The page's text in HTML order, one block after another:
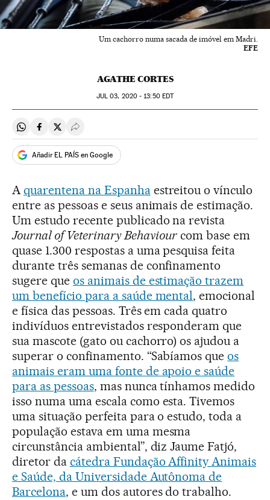
Um cachorro numa sacada de imóvel em Madri.
EFE
AGATHE CORTES
JUL 03, 2020 - 13:50EDT
Compartir en Whatsapp
Compartir en Facebook
Compartir en Twitter
Desplegar Redes Sociales
Añadir EL PAÍS en Google
Aquarentena na Espanhaestreitou o vínculo
entre as pessoas e seus animais de estimação.
Um estudo recente publicado na revista
Journal of Veterinary Behaviour com base em
quase 1.300 respostas a uma pesquisa feita
durante três semanas de confinamento
sugere que os animais de estimação trazem
um benefício para a saúde mental, emocional
e física das pessoas. Três em cada quatro
indivíduos entrevistados responderam que
sua mascote (gato ou cachorro) os ajudou a
superar o confinamento. “Sabíamos queos
animais eram uma fonte de apoio e saúde
para as pessoas, mas nunca tínhamos medido
isso numa uma escala como esta. Tivemos
uma situação perfeita para o estudo, toda a
população estava em uma mesma
circunstância ambiental”, diz Jaume Fatjó,
diretor da cátedra Fundação Affinity Animais
e Saúde, da Universidade Autônoma de
Barcelona, e um dos autores do trabalho.